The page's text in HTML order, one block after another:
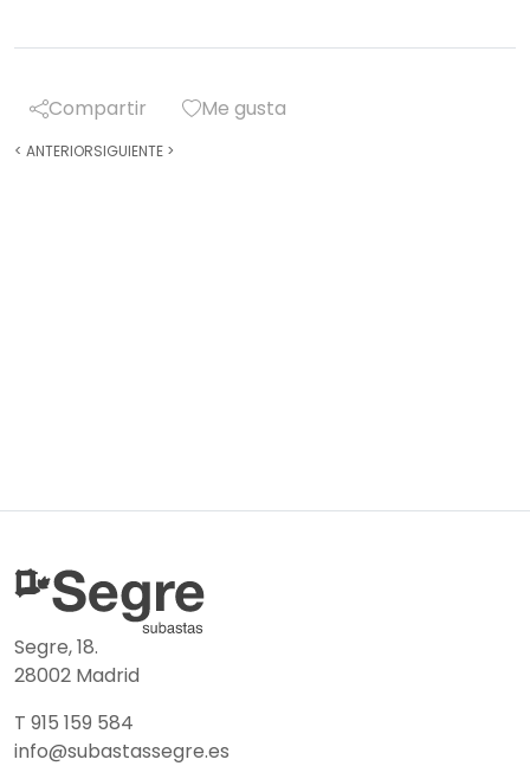
Compartir Me gusta
< ANTERIORSIGUIENTE >
Segre, 18.
28002 Madrid
T 915 159 584
info@subastassegre.es